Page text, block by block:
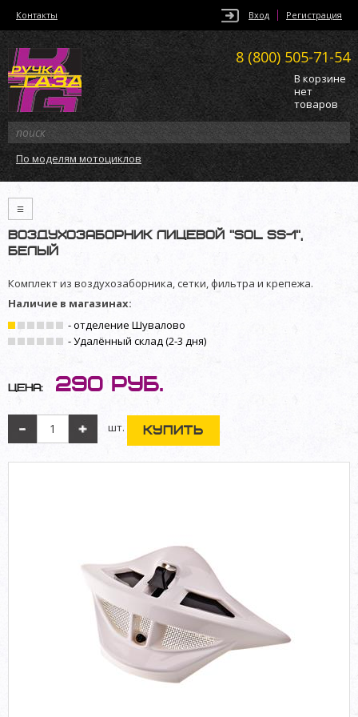
Вход Регистрация
Контакты
8 (800) 505-71-54
В корзине
нет
товаров
По моделям мотоциклов
≡
Воздухозаборник лицевой ”SOL SS-1”,
белый
Комплект из воздухозаборника, сетки, фильтра и крепежа.
Наличие в магазинах:
- отделение Шувалово
- Удалённый склад (2-3 дня)
Цена: 290 руб.
шт.